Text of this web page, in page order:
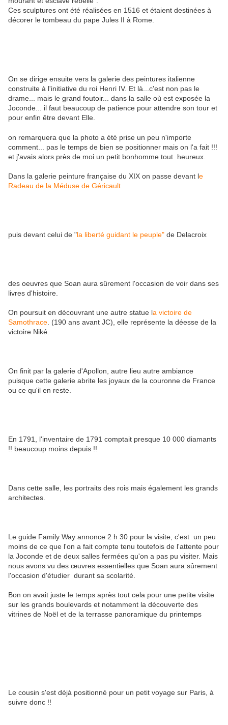
Ces sculptures ont été réalisées en 1516 et étaient destinées à
décorer le tombeau du pape Jules II à Rome.
On se dirige ensuite vers la galerie des peintures italienne
construite à l'initiative du roi Henri IV. Et là...c'est non pas le
drame... mais le grand foutoir... dans la salle où est exposée la
Joconde... il faut beaucoup de patience pour attendre son tour et
pour enfin être devant Elle.
on remarquera que la photo a été prise un peu n'importe
comment... pas le temps de bien se positionner mais on l'a fait !!!
et j'avais alors près de moi un petit bonhomme tout heureux.
Dans la galerie peinture française du XIX on passe devant le
Radeau de la Méduse de Géricault
puis devant celui de "la liberté guidant le peuple" de Delacroix
des oeuvres que Soan aura sûrement l'occasion de voir dans ses
livres d'histoire.
On poursuit en découvrant une autre statue la victoire de
Samothrace . (190 ans avant JC), elle représente la déesse de la
victoire Niké.
On finit par la galerie d'Apollon, autre lieu autre ambiance
puisque cette galerie abrite les joyaux de la couronne de France
ou ce qu'il en reste.
En 1791, l'inventaire de 1791 comptait presque 10 000 diamants
!! beaucoup moins depuis !!
Dans cette salle, les portraits des rois mais également les grands
architectes.
Le guide Family Way annonce 2 h 30 pour la visite, c'est un peu
moins de ce que l'on a fait compte tenu toutefois de l'attente pour
la Joconde et de deux salles fermées qu'on a pas pu visiter. Mais
nous avons vu des œuvres essentielles que Soan aura sûrement
l'occasion d'étudier durant sa scolarité.
Bon on avait juste le temps après tout cela pour une petite visite
sur les grands boulevards et notamment la découverte des
vitrines de Noël et de la terrasse panoramique du printemps
Le cousin s'est déjà positionné pour un petit voyage sur Paris, à
suivre donc !!